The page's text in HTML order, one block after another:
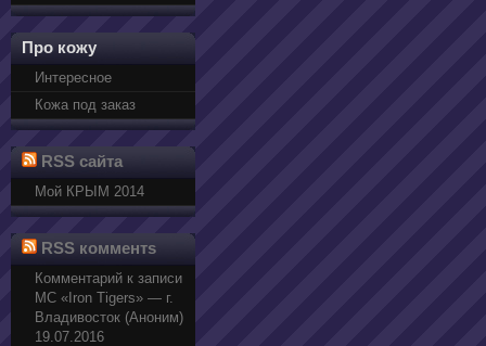
Про кожу
Интересное
Кожа под заказ
RSS сайта
Мой КРЫМ 2014
RSS комментs
Комментарий к записи
МС «Iron Tigers» — г.
Владивосток (Аноним)
19.07.2016